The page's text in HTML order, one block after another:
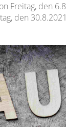
Freitag, den
den